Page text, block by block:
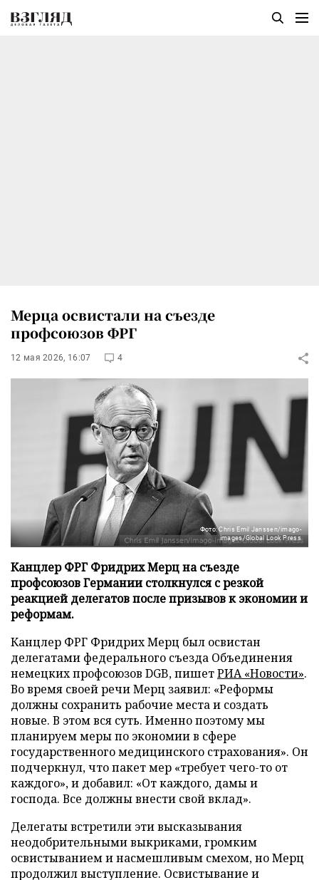
Мерца освистали на съезде
профсоюзов ФРГ
12 мая 2026, 16:07 4
Фото: Chris Emil Janssen/imago-
images/Global Look Press
Канцлер ФРГ Фридрих Мерц на съезде
профсоюзов Германии столкнулся с резкой
реакцией делегатов после призывов к экономии и
реформам.
Канцлер ФРГ Фридрих Мерц был освистан
делегатами федерального съезда Объединения
немецких профсоюзов DGB, пишетРИА «Новости».
Во время своей речи Мерц заявил: «Реформы
должны сохранить рабочие места и создать
новые. В этом вся суть. Именно поэтому мы
планируем меры по экономии в сфере
государственного медицинского страхования». Он
подчеркнул, что пакет мер «требует чего-то от
каждого», и добавил: «От каждого, дамы и
господа. Все должны внести свой вклад».
Делегаты встретили эти высказывания
неодобрительными выкриками, громким
освистыванием и насмешливым смехом, но Мерц
продолжил выступление. Освистывание и